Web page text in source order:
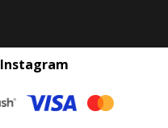
Instagram